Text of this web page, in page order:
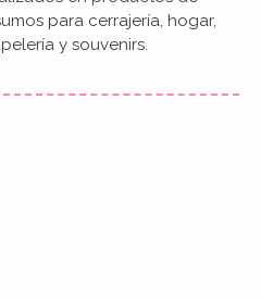
para cerrajería, hogar,
y souvenirs.